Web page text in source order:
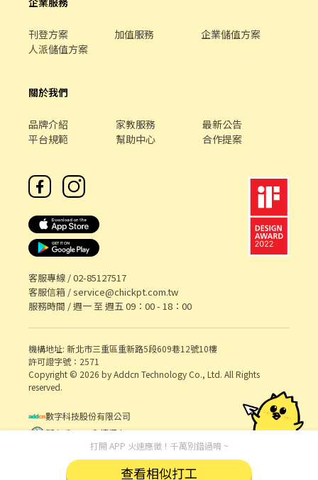
刊登方案 加值服務
企業儲值方案
人派儲值方案
關於我們
品牌介紹 家教服務
最新公告
平台規範
幫助中心 合作提案
客服專線 /02-85127517
客服信箱 /service@chickpt.com.tw
服務時間 / 週一 至 週五 09：00 - 18：00
機構地址: 新北市三重區重新路5段609巷12號10樓
許可證字號：2571
Copyright © 2026 by Addcn Technology Co., Ltd. All Rights
reserved.
數字科技股份有限公司
鄧白氏 ESG 永續標章
打開 APP 火速應徵！千萬別錯過唷 ~
查看相似打工